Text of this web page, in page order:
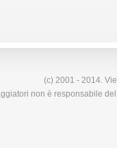
(c) 2001 - 2014.
non è responsabile